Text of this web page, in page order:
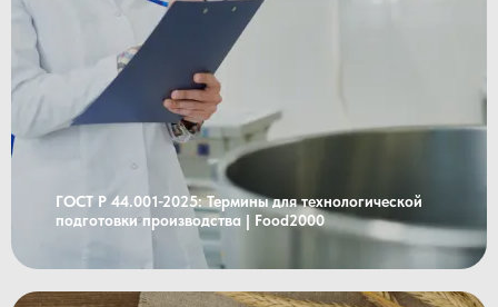
ГОСТ Р 44.001-2025: Термины для технологической
подготовки производства | Food2000